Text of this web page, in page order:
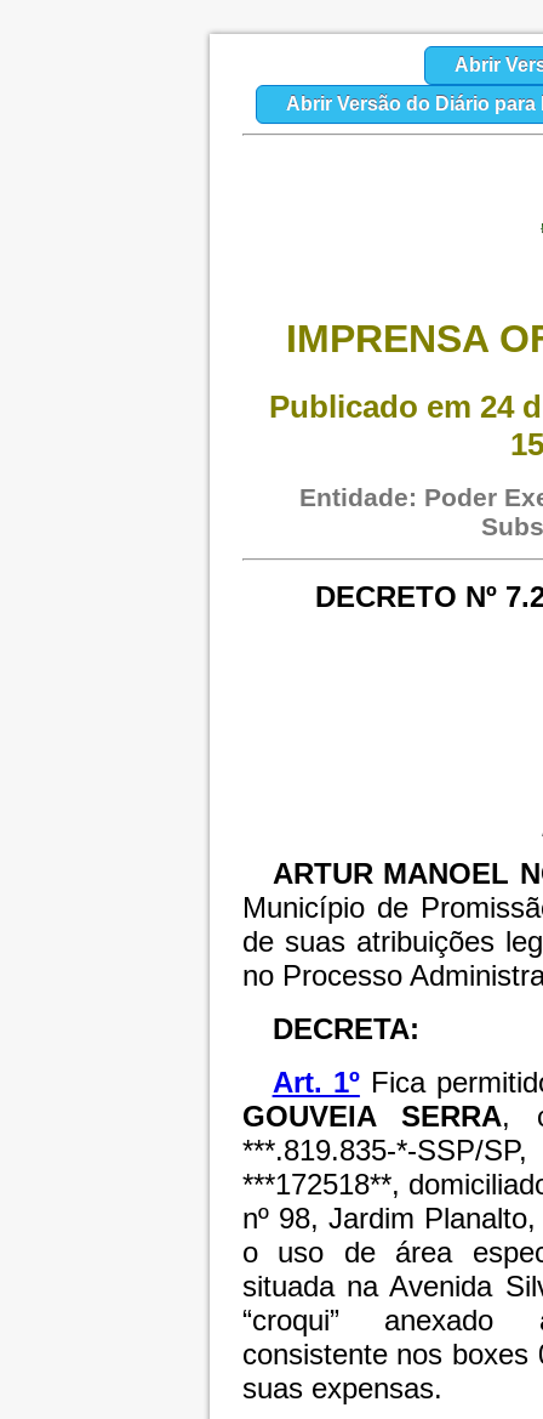
Abrir
Abrir Versão do Diário para
IMPRENSA
Publicado em 24
Entidade: Poder
DECRETO Nº
ARTUR MANOEL
Município de
de suas atribuições
no Processo
DECRETA:
Art. 1ºFica
GOUVEIA SERRA,
***.819.835-*-
***172518**,
nº 98, Jardim
o uso de área
situada na Avenida
“croqui” anexado
consistente nos
suas expensas.